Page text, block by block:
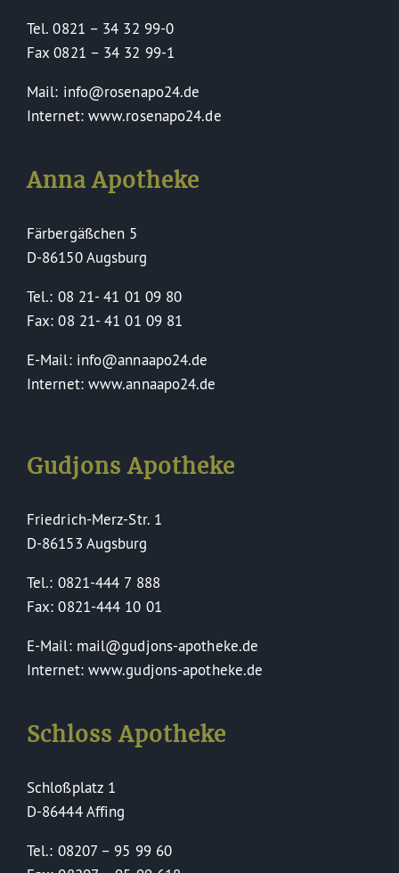
Tel. 0821 – 34 32 99-0
Fax 0821 – 34 32 99-1
Mail: info@rosenapo24.de
Internet: www.rosenapo24.de
Anna Apotheke
Färbergäßchen 5
D-86150 Augsburg
Tel.: 08 21- 41 01 09 80
Fax: 08 21- 41 01 09 81
E-Mail: info@annaapo24.de
Internet: www.annaapo24.de
Gudjons Apotheke
Friedrich-Merz-Str. 1
D-86153 Augsburg
Tel.: 0821-444 7 888
Fax: 0821-444 10 01
E-Mail: mail@gudjons-apotheke.de
Internet: www.gudjons-apotheke.de
Schloss Apotheke
Schloßplatz 1
D-86444 Affing
Tel.: 08207 – 95 99 60